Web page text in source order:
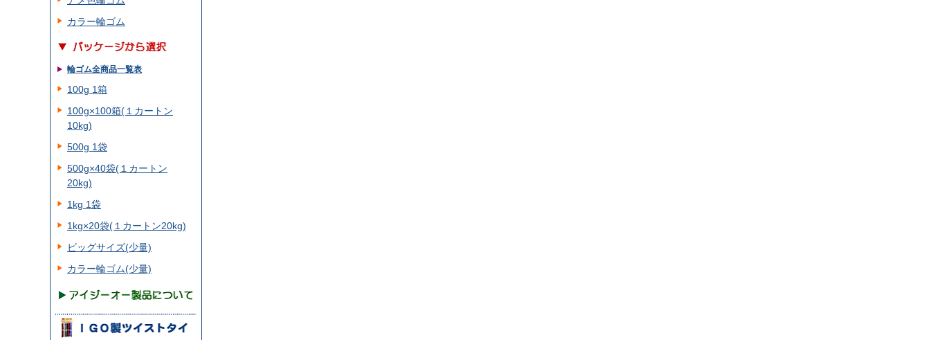
カラー輪ゴム
輪ゴム全商品一覧表
100g 1箱
100g×100箱(１カートン
10kg)
500g 1袋
500g×40袋(１カートン
20kg)
1kg 1袋
1kg×20袋(１カートン20kg)
ビッグサイズ(少量)
カラー輪ゴム(少量)